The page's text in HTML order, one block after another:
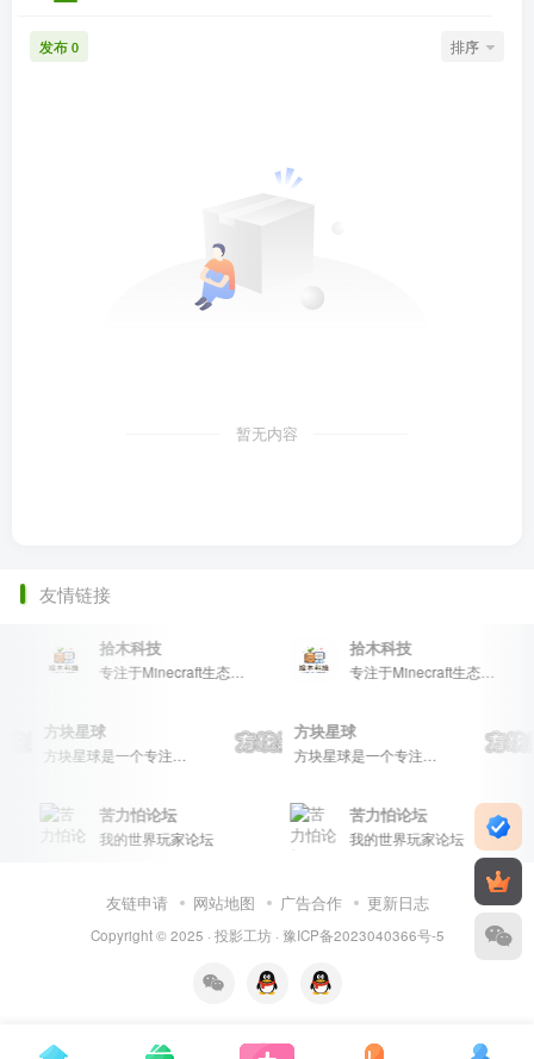
发布 0 排序
暂无内容
友情链接
拾木科技
专注于Minecraft生态建设
拾木科技
专注于Minecraft生态建设
方块星球
方块星球是一个专注于我的世界的中文论坛，提供丰富的资源分享、玩家交流和创意展示，包括地图、皮肤、数据包等内容，打造Minecraft玩家的专属社区乐园！
方块星球
方块星球是一个专注于我的世界的中文论坛，提供丰富的资源分享、玩家交流和创意展示，包括地图、皮肤、数据包等内容，打造Minecraft玩家的专属社区乐园！
苦力怕论坛
我的世界玩家论坛
苦力怕论坛
我的世界玩家论坛
友链申请 网站地图 广告合作 更新日志
Copyright © 2025 · 投影工坊· 豫ICP备2023040366号-5